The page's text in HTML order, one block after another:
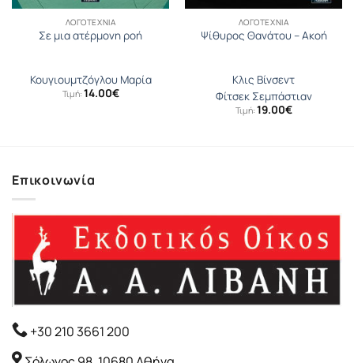
ΛΟΓΟΤΕΧΝΊΑ
Σε μια ατέρμονη ροή
Κουγιουµτζόγλου Μαρία
Τιμή: 14.00€
ΛΟΓΟΤΕΧΝΊΑ
Ψίθυρος Θανάτου – Ακοή
Κλις Βίνσεντ
Φίτσεκ Σεμπάστιαν
Τιμή: 19.00€
Επικοινωνία
+30 210 3661 200